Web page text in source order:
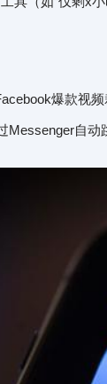
爆款视
Messenger自动